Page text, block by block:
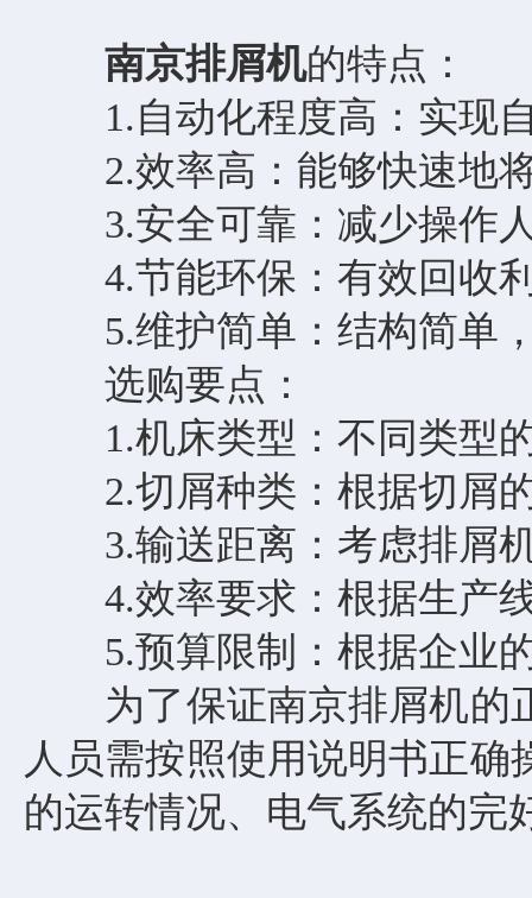
南京排屑机的特点：
1.自动化程度高：实现自
2.效率高：能够快速地将
3.安全可靠：减少操作人
4.节能环保：有效回收利
5.维护简单：结构简单，
选购要点：
1.机床类型：不同类型的
2.切屑种类：根据切屑的
3.输送距离：考虑排屑机
4.效率要求：根据生产线
5.预算限制：根据企业的
为了保证南京排屑机的正
人员需按照使用说明书正
的运转情况、电气系统的完